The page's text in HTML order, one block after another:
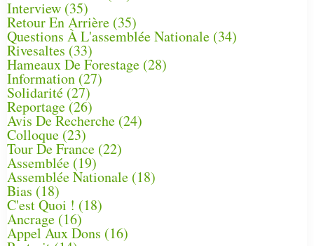
Interview (35)
Retour En Arrière (35)
Questions À L'assemblée Nationale (34)
Rivesaltes (33)
Hameaux De Forestage (28)
Information (27)
Solidarité (27)
Reportage(26)
Avis De Recherche (24)
Colloque (23)
Tour De France (22)
Assemblée (19)
Assemblée Nationale (18)
Bias (18)
C'est Quoi ! (18)
Ancrage (16)
Appel Aux Dons (16)